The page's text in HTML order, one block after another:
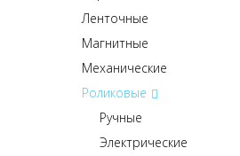
Ленточные
Магнитные
Механические
Роликовые
Ручные
Электрические